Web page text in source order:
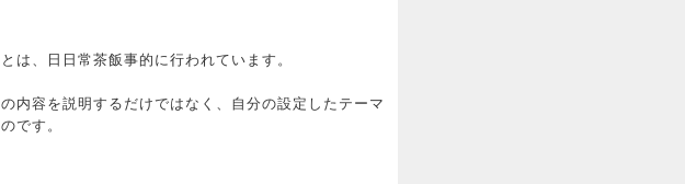
は、日日常茶飯事的に行われています。
内容を説明するだけではなく、自分の設定したテーマ
です。